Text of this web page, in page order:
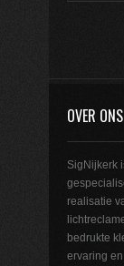
OVER ONS
SigNijkerk
realisatie
bedrukte
ervaring